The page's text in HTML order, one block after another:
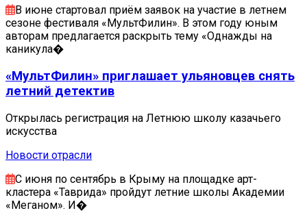
В июне стартовал приём заявок на участие в летнем
сезоне фестиваля «МультФилин». В этом году юным
авторам предлагается раскрыть тему «Однажды на
каникула�
«МультФилин» приглашает ульяновцев снять
летний детектив
Открылась регистрация на Летнюю школу казачьего
искусства
Новости отрасли
С июня по сентябрь в Крыму на площадке арт-
кластера «Таврида» пройдут летние школы Академии
«Меганом». И�